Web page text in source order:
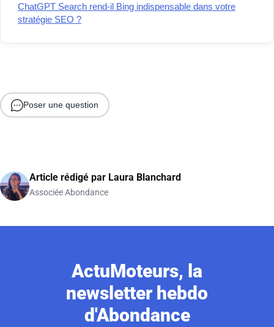
ChatGPT Search rend-il Bing indispensable dans votre
stratégie SEO ?
Poser une question
Article rédigé par Laura Blanchard
Associée Abondance
ActuMoteurs, la
newsletter hebdo
d'Abondance